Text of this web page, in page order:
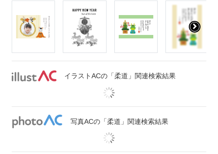
イラストACの「柔道」関連検索結果
写真ACの「柔道」関連検索結果